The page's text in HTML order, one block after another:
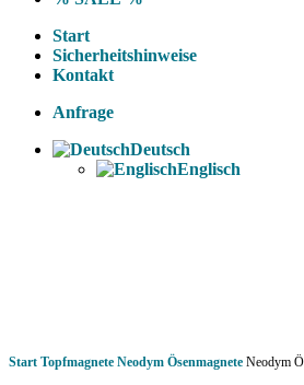
Start
Sicherheitshinweise
Kontakt
Anfrage
Deutsch
Englisch
Start Topfmagnete Neodym Ösenmagnete Neodym